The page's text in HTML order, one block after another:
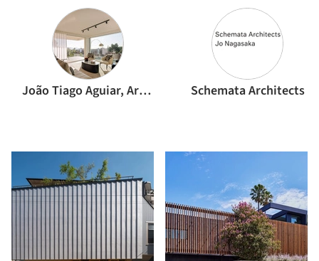
João Tiago Aguiar, Arquitectos Schemata Architects